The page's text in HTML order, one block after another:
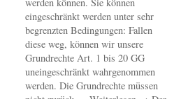
eingeschränkt werden unter sehr
begrenzten Bedingungen: Fallen
diese weg, können wir unsere
Grundrechte Art. 1 bis 20 GG
uneingeschränkt wahrgenommen
werden. Die Grundrechte müssen